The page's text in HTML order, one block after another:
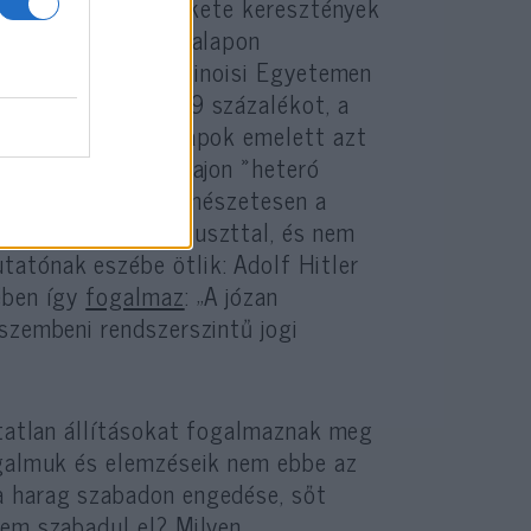
a faji alapon
felemlegeti, az Illinoisi Egyetemen
az elnyomott 99 százalékot, a
A szórólapok emelett azt
1 százalék vajon »heteró
alkotják?«” Természetesen a
a holokauszttal, és nem
eszébe ötlik: Adolf Hitler
így fogalmaz: „A józan
rendszerszintű jogi
állításokat fogalmaznak meg
és elemzéseik nem ebbe az
szabadon engedése, sőt